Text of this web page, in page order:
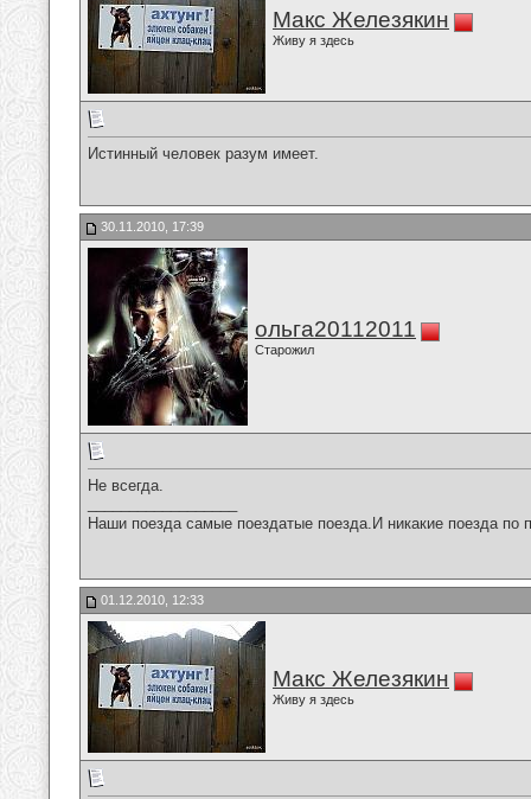
Макс Железякин
Живу я здесь
Истинный человек разум имеет.
30.11.2010, 17:39
ольга20112011
Старожил
Не всегда.
Наши поезда самые поездатые поезда.И никакие поезда по
01.12.2010, 12:33
Макс Железякин
Живу я здесь